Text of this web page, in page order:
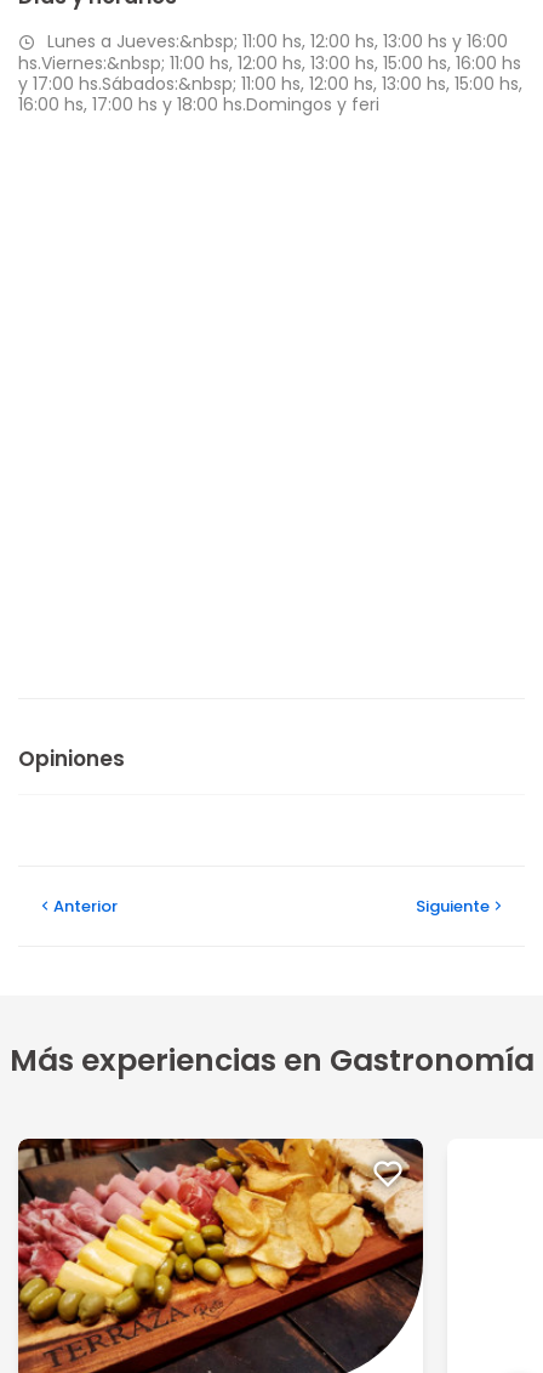
Lunes a Jueves:&nbsp; 11:00 hs, 12:00 hs, 13:00 hs y 16:00
hs.Viernes:&nbsp; 11:00 hs, 12:00 hs, 13:00 hs, 15:00 hs, 16:00 hs
y 17:00 hs.Sábados:&nbsp; 11:00 hs, 12:00 hs, 13:00 hs, 15:00 hs,
16:00 hs, 17:00 hs y 18:00 hs.Domingos y feri
Opiniones
Anterior Siguiente
Más experiencias en Gastronomía